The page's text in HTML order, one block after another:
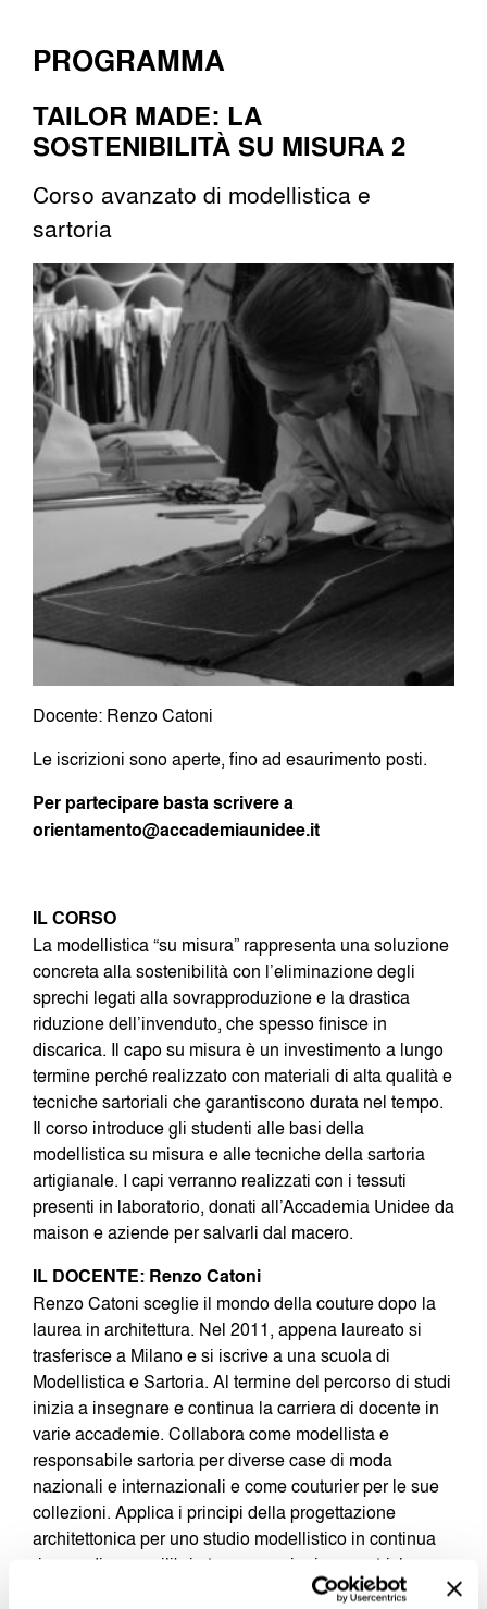
PROGRAMMA
TAILOR MADE: LA
SOSTENIBILITÀ SU MISURA 2
Corso avanzato di modellistica e
sartoria
Docente: Renzo Catoni
Le iscrizioni sono aperte, fino ad esaurimento posti.
Per partecipare basta scrivere a
orientamento@accademiaunidee.it
IL CORSO
La modellistica “su misura” rappresenta una soluzione
concreta alla sostenibilità con l’eliminazione degli
sprechi legati alla sovrapproduzione e la drastica
riduzione dell’invenduto, che spesso finisce in
discarica. Il capo su misura è un investimento a lungo
termine perché realizzato con materiali di alta qualità e
tecniche sartoriali che garantiscono durata nel tempo.
Il corso introduce gli studenti alle basi della
modellistica su misura e alle tecniche della sartoria
artigianale. I capi verranno realizzati con i tessuti
presenti in laboratorio, donati all’Accademia Unidee da
maison e aziende per salvarli dal macero.
IL DOCENTE: Renzo Catoni
Renzo Catoni sceglie il mondo della couture dopo la
laurea in architettura. Nel 2011, appena laureato si
trasferisce a Milano e si iscrive a una scuola di
Modellistica e Sartoria. Al termine del percorso di studi
inizia a insegnare e continua la carriera di docente in
varie accademie. Collabora come modellista e
responsabile sartoria per diverse case di moda
nazionali e internazionali e come couturier per le sue
collezioni. Applica i principi della progettazione
architettonica per uno studio modellistico in continua
ricerca di un equilibrio tra proporzioni geometriche e
armonie ben calibrate, con linee e volumi proporzionati